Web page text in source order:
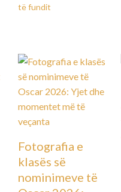
të fundit
Fotografia e
klasës së
nominimeve të